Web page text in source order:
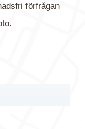
förfrågan